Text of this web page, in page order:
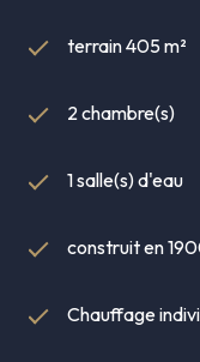
agentsterrain 405 m²
2 chambre(s)
1 salle(s) d'eau
construit en
Chauffage